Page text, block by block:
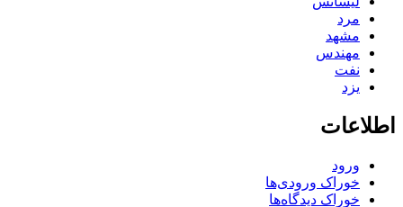
مرد
مشهد
مهندس
نفت
یزد
اطلاعات
ورود
خوراک ورودی‌ها
خوراک دیدگاه‌ها